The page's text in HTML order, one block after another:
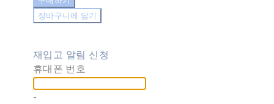
장바구니에 담기
재입고 알림 신청
휴대폰 번호
-